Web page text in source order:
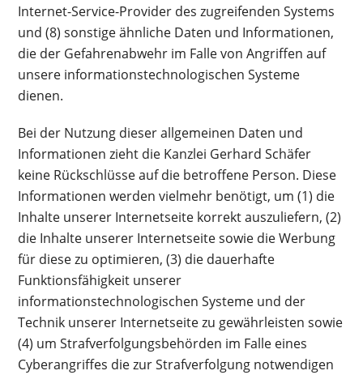
Internet-Service-Provider des zugreifenden Systems
und (8) sonstige ähnliche Daten und Informationen,
die der Gefahrenabwehr im Falle von Angriffen auf
unsere informationstechnologischen Systeme
dienen.
Bei der Nutzung dieser allgemeinen Daten und
Informationen zieht die Kanzlei Gerhard Schäfer
keine Rückschlüsse auf die betroffene Person. Diese
Informationen werden vielmehr benötigt, um (1) die
Inhalte unserer Internetseite korrekt auszuliefern, (2)
die Inhalte unserer Internetseite sowie die Werbung
für diese zu optimieren, (3) die dauerhafte
Funktionsfähigkeit unserer
informationstechnologischen Systeme und der
Technik unserer Internetseite zu gewährleisten sowie
(4) um Strafverfolgungsbehörden im Falle eines
Cyberangriffes die zur Strafverfolgung notwendigen